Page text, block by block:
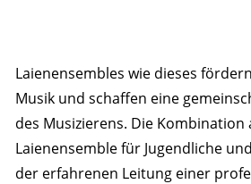
Laienensembles wie dieses
Musik und schaffen eine
des Musizierens. Die Kombination
Laienensemble für Jugendliche
der erfahrenen Leitung einer